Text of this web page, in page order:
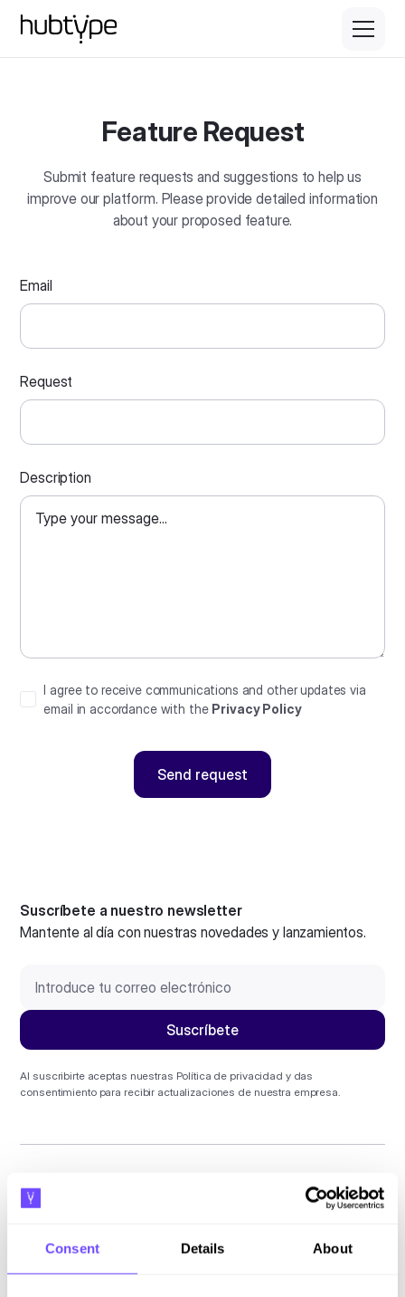
Consent Details About
Feature Request
Submit feature requests and suggestions to help us
improve our platform. Please provide detailed information
about your proposed feature.
Email
Request
Description
I agree to receive communications and other updates via
email in accordance with the Privacy Policy
Suscríbete a nuestro newsletter
Mantente al día con nuestras novedades y lanzamientos.
Al suscribirte aceptas nuestras Política de privacidad y das
consentimiento para recibir actualizaciones de nuestra empresa.
Idioma
English